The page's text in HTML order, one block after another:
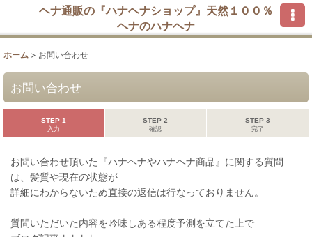
ヘナ通販の『ハナヘナショップ』天然１００％
ヘナのハナヘナ
ホーム > お問い合わせ
お問い合わせ
STEP 1
入力
STEP 2
確認
STEP 3
完了
お問い合わせ頂いた『ハナヘナやハナヘナ商品』に関する質問
は、髪質や現在の状態が
詳細にわからないため直接の返信は行なっておりません。
質問いただいた内容を吟味しある程度予測を立てた上で